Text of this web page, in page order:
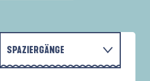
SPAZIERGÄNGE